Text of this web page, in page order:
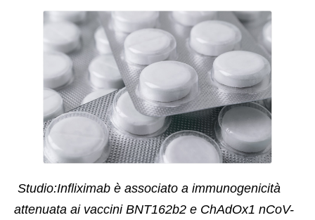
attenuata ai vaccini BNT162b2 e ChAdOx1 nCoV-